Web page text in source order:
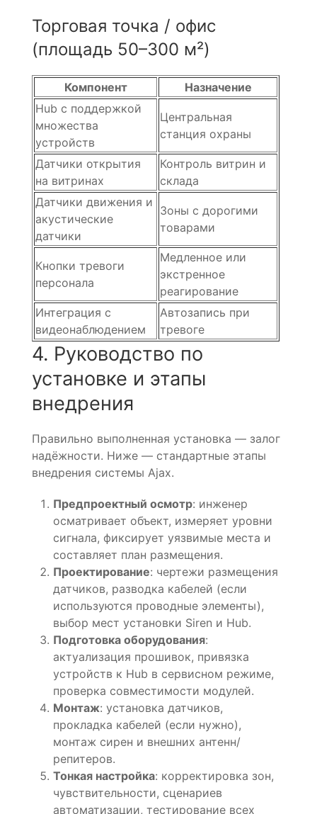
Торговая точка / офис
(площадь 50–300 м²)
Компонент
Назначение
Hub с поддержкой
множества
устройств
Центральная
станция охраны
Датчики открытия
на витринах
Контроль витрин и
склада
Датчики движения и
акустические
датчики
Зоны с дорогими
товарами
Кнопки тревоги
персонала
Медленное или
экстренное
реагирование
Интеграция с
видеонаблюдением
Автозапись при
тревоге
4. Руководство по
установке и этапы
внедрения
Правильно выполненная установка — залог
надёжности. Ниже — стандартные этапы
внедрения системы Ajax.
Предпроектный осмотр: инженер
осматривает объект, измеряет уровни
сигнала, фиксирует уязвимые места и
составляет план размещения.
Проектирование: чертежи размещения
датчиков, разводка кабелей (если
используются проводные элементы),
выбор мест установки Siren и Hub.
Подготовка оборудования:
актуализация прошивок, привязка
устройств к Hub в сервисном режиме,
проверка совместимости модулей.
Монтаж: установка датчиков,
прокладка кабелей (если нужно),
монтаж сирен и внешних антенн/
репитеров.
Тонкая настройка: корректировка зон,
чувствительности, сценариев
автоматизации, тестирование всех